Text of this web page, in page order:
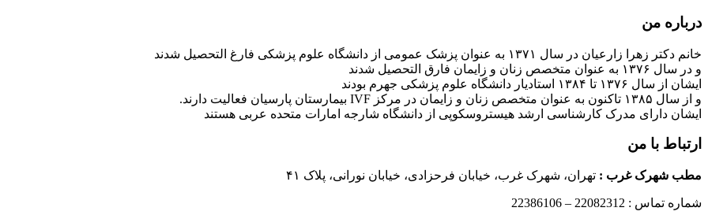
درباره من
خانم دکتر زهرا زارعیان در سال ۱۳۷۱ به عنوان پزشک عمومی از دانشگاه علوم پزشکی فارغ التحصیل شدند
و در سال ۱۳۷۶ به عنوان متخصص زنان و زایمان فارق التحصیل شدند
ایشان از سال ۱۳۷۶ تا ۱۳۸۴ استادیار دانشگاه علوم پزشکی جهرم بودند
و از سال ۱۳۸۵ تاکنون به عنوان متخصص زنان و زایمان در مرکز IVF بیمارستان پارسیان فعالیت دارند.
ایشان دارای مدرک کارشناسی ارشد هیستروسکوپی از دانشگاه شارجه امارات متحده عربی هستند
ارتباط با من
مطب شهرک غرب : تهران، شهرک غرب، خیابان فرحزادی، خیابان نورانی، پلاک ۴۱
شماره تماس : 22082312 – 22386106